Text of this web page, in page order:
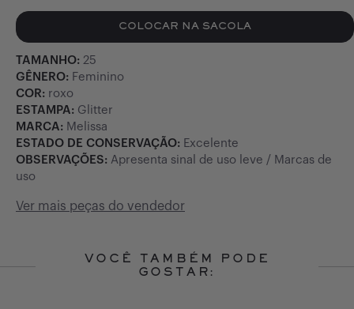
COLOCAR NA SACOLA
TAMANHO: 25
GÊNERO: Feminino
COR: roxo
ESTAMPA: Glitter
MARCA: Melissa
ESTADO DE CONSERVAÇÃO: Excelente
OBSERVAÇÕES: Apresenta sinal de uso leve / Marcas de
uso
Ver mais peças do vendedor
VOCÊ TAMBÉM PODE
GOSTAR: